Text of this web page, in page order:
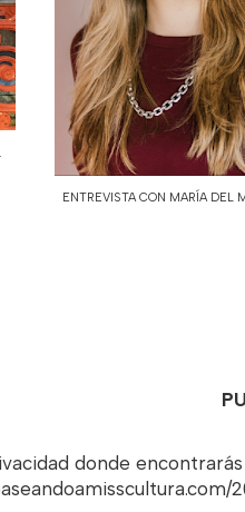
ENTREVISTA CON MARÍA DEL
donde